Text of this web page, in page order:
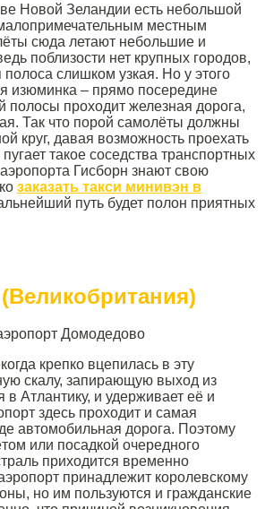
Новой Зеландии есть небольшой
местным
сюда летают небольшие и
поблизости нет крупных городов,
полоса слишком узкая. Но у этого
изюминка – прямо посередине
полосы проходит железная дорога,
Так что порой самолёты должны
круг, давая возможность проехать
такое соседства транспортных
Гисборн знают свою
заказать такси минивэн в
путь будет полон приятных
крепко вцепилась в эту
скалу, запирающую выход из
Атлантику, и удерживает её и
здесь проходит и самая
автомобильная дорога. Поэтому
или посадкой очередного
приходится временно
принадлежит королевскому
но им пользуются и гражданские